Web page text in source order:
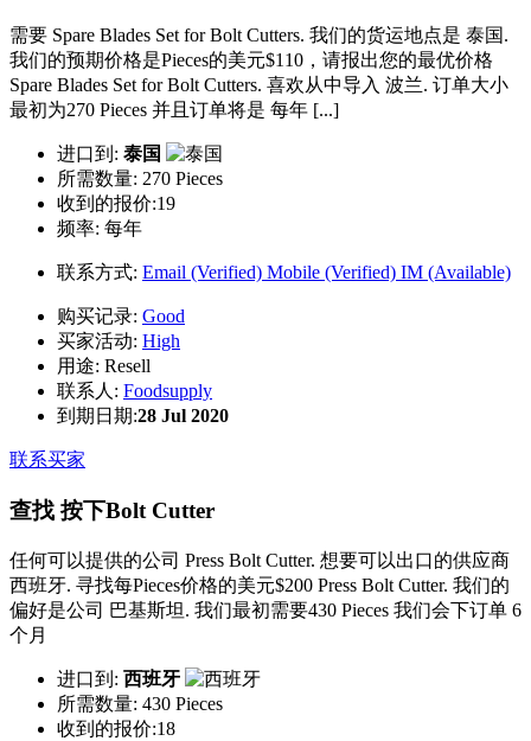
需要 Spare Blades Set for Bolt Cutters. 我们的货运地点是 泰国.
我们的预期价格是Pieces的美元$110，请报出您的最优价格
Spare Blades Set for Bolt Cutters. 喜欢从中导入 波兰. 订单大小
最初为270 Pieces 并且订单将是 每年 [...]
进口到: 泰国
所需数量: 270 Pieces
收到的报价:19
频率: 每年
联系方式: Email (Verified) Mobile (Verified) IM (Available)
购买记录: Good
买家活动: High
用途: Resell
联系人: Foodsupply
到期日期:28 Jul 2020
联系买家
查找 按下Bolt Cutter
任何可以提供的公司 Press Bolt Cutter. 想要可以出口的供应商
西班牙. 寻找每Pieces价格的美元$200 Press Bolt Cutter. 我们的
偏好是公司 巴基斯坦. 我们最初需要430 Pieces 我们会下订单 6
个月
进口到: 西班牙
所需数量: 430 Pieces
收到的报价:18